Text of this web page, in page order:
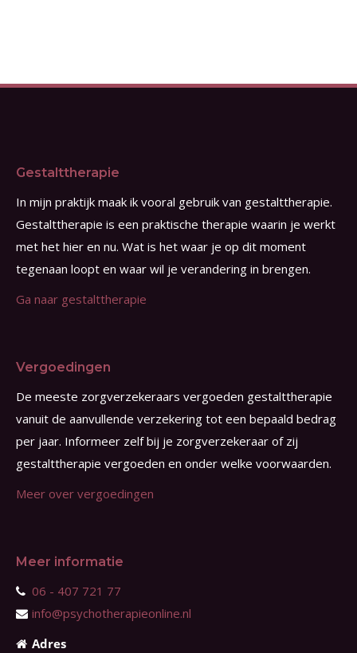
Gestalttherapie
In mijn praktijk maak ik vooral gebruik van gestalttherapie.
Gestalttherapie is een praktische therapie waarin je werkt
met het hier en nu. Wat is het waar je op dit moment
tegenaan loopt en waar wil je verandering in brengen.
Ga naar gestalttherapie
Vergoedingen
De meeste zorgverzekeraars vergoeden gestalttherapie
vanuit de aanvullende verzekering tot een bepaald bedrag
per jaar. Informeer zelf bij je zorgverzekeraar of zij
gestalttherapie vergoeden en onder welke voorwaarden.
Meer over vergoedingen
Meer informatie
06 - 407 721 77
info@psychotherapieonline.nl
Adres